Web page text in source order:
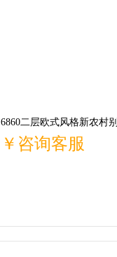
6860二层欧式风格新农村
￥咨询客服